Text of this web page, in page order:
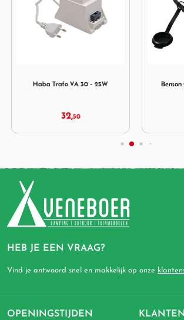
Haba Trafo VA 30 - 25W
32,50
Benson
HEB JE EEN VRAAG?
Vind je antwoord snel en makkelijk op onze
OPENINGSTIJDEN